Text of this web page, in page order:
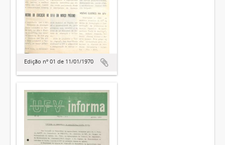
Edição nº 01 de 11/01/1970